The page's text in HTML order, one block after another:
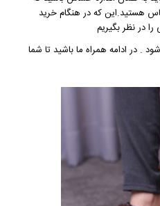
هستید.این که در هنگام خرید
در نظر بگیریم
. در ادامه همراه ما باشید تا شما